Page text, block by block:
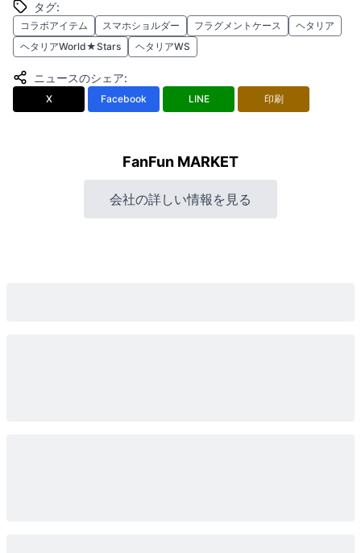
タグ:
コラボアイテム スマホショルダー フラグメントケース
ヘタリア
ヘタリアWorld★Stars
ヘタリアWS
ニュースのシェア:
X Facebook LINE 印刷
FanFun MARKET
会社の詳しい情報を見る